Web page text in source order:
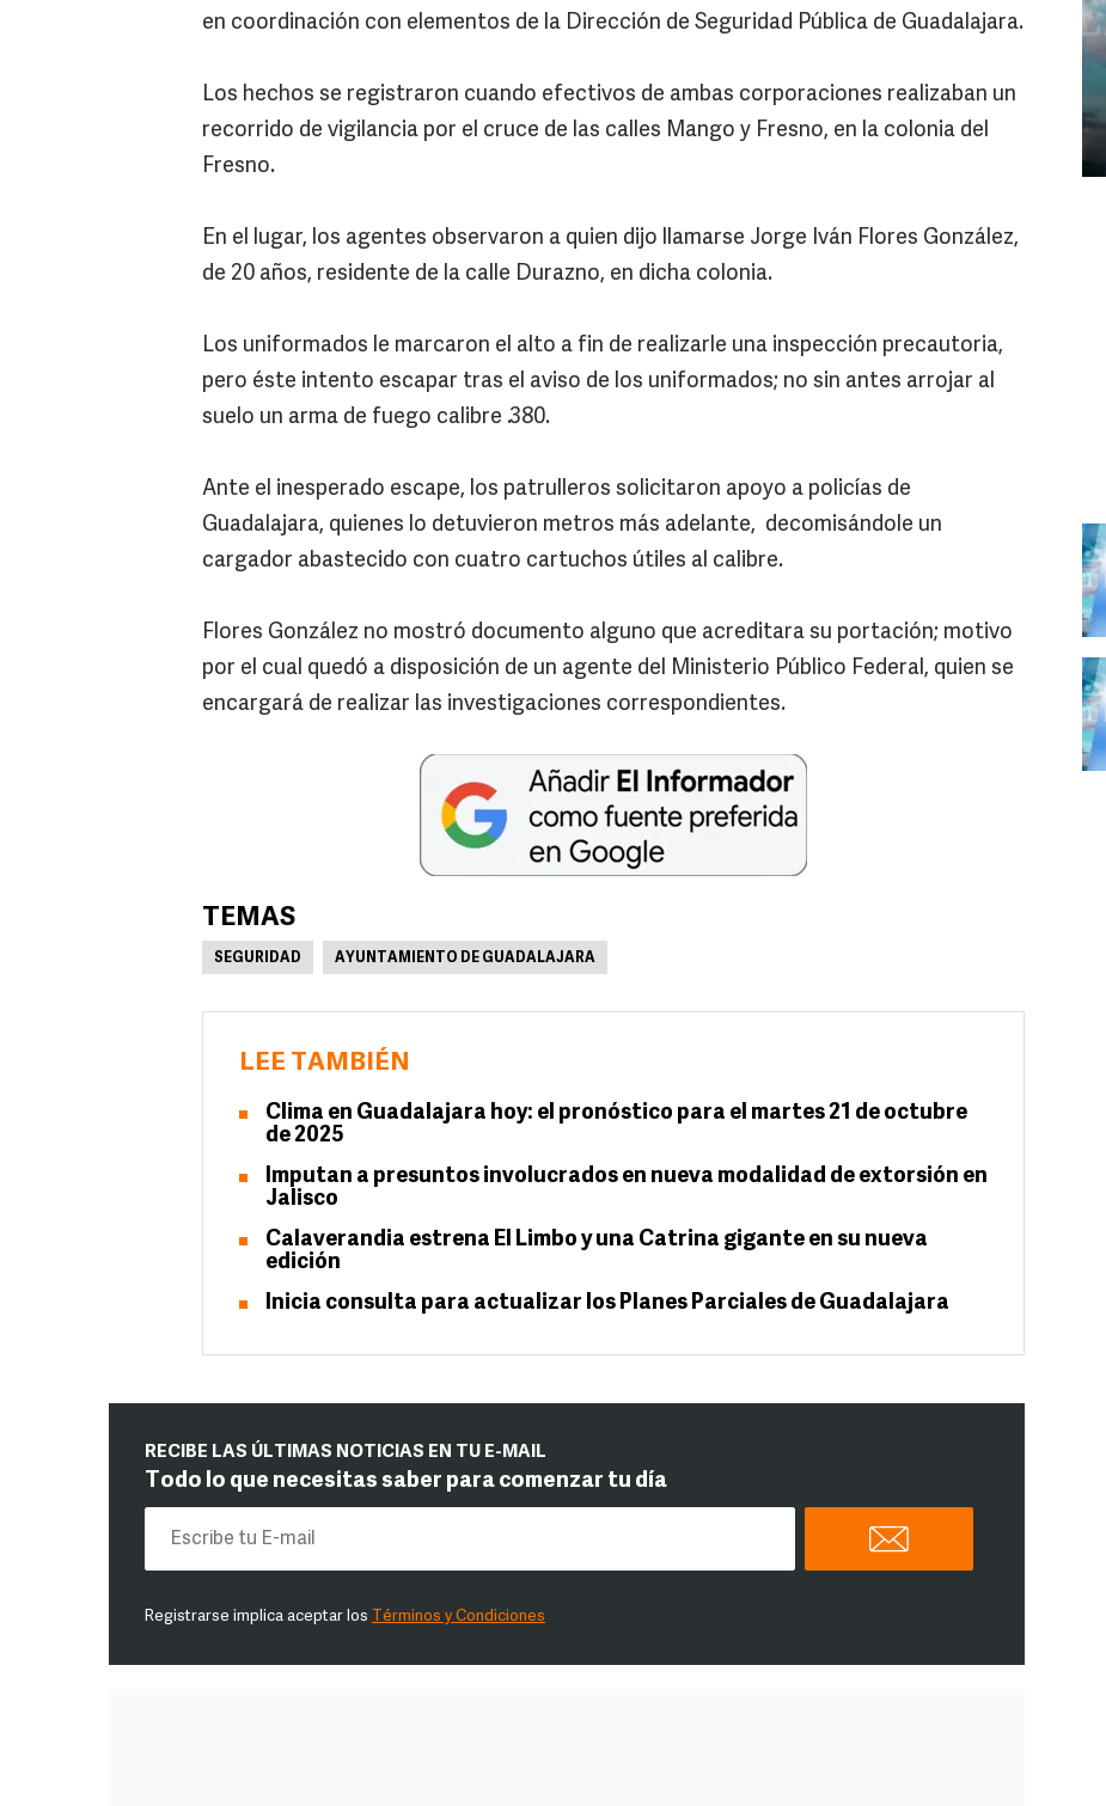
en coordinación con elementos de la Dirección de Seguridad Pública de Guadalajara.
Los hechos se registraron cuando efectivos de ambas corporaciones realizaban un
recorrido de vigilancia por el cruce de las calles Mango y Fresno, en la colonia del
Fresno.
En el lugar, los agentes observaron a quien dijo llamarse Jorge Iván Flores González,
de 20 años, residente de la calle Durazno, en dicha colonia.
Los uniformados le marcaron el alto a fin de realizarle una inspección precautoria,
pero éste intento escapar tras el aviso de los uniformados; no sin antes arrojar al
suelo un arma de fuego calibre .380.
Ante el inesperado escape, los patrulleros solicitaron apoyo a policías de
Guadalajara, quienes lo detuvieron metros más adelante, decomisándole un
cargador abastecido con cuatro cartuchos útiles al calibre.
Flores González no mostró documento alguno que acreditara su portación; motivo
por el cual quedó a disposición de un agente del Ministerio Público Federal, quien se
encargará de realizar las investigaciones correspondientes.
TEMAS
SEGURIDAD AYUNTAMIENTO DE GUADALAJARA
LEE TAMBIÉN
Clima en Guadalajara hoy: el pronóstico para el martes 21 de octubre
de 2025
Imputan a presuntos involucrados en nueva modalidad de extorsión en
Jalisco
Calaverandia estrena El Limbo y una Catrina gigante en su nueva
edición
Inicia consulta para actualizar los Planes Parciales de Guadalajara
RECIBE LAS ÚLTIMAS NOTICIAS EN TU E-MAIL
Todo lo que necesitas saber para comenzar tu día
Registrarse implica aceptar los Términos y Condiciones